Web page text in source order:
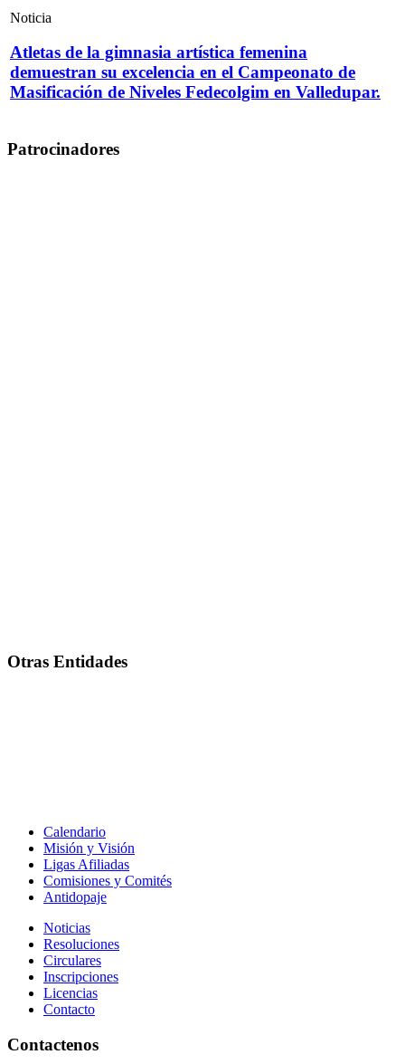
Noticia
Atletas de la gimnasia artística femenina
demuestran su excelencia en el Campeonato de
Masificación de Niveles Fedecolgim en Valledupar.
Patrocinadores
Otras Entidades
Calendario
Misión y Visión
Ligas Afiliadas
Comisiones y Comités
Antidopaje
Noticias
Resoluciones
Circulares
Inscripciones
Licencias
Contacto
Contactenos